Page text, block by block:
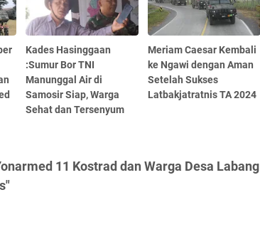
Kades Hasinggaan
:Sumur Bor TNI
Manunggal Air di
Samosir Siap, Warga
Sehat dan Tersenyum
Meriam Caesar Kembali
ke Ngawi dengan Aman
Setelah Sukses
Latbakjatratnis TA 2024
11 Kostrad dan Warga Desa Labang